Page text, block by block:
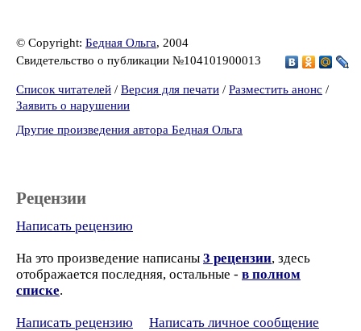
© Copyright: Бедная Ольга, 2004
Свидетельство о публикации №104101900013
Список читателей / Версия для печати / Разместить анонс /
Заявить о нарушении
Другие произведения автора Бедная Ольга
Рецензии
Написать рецензию
На это произведение написаны 3 рецензии, здесь
отображается последняя, остальные - в полном
списке.
Написать рецензию Написать личное сообщение